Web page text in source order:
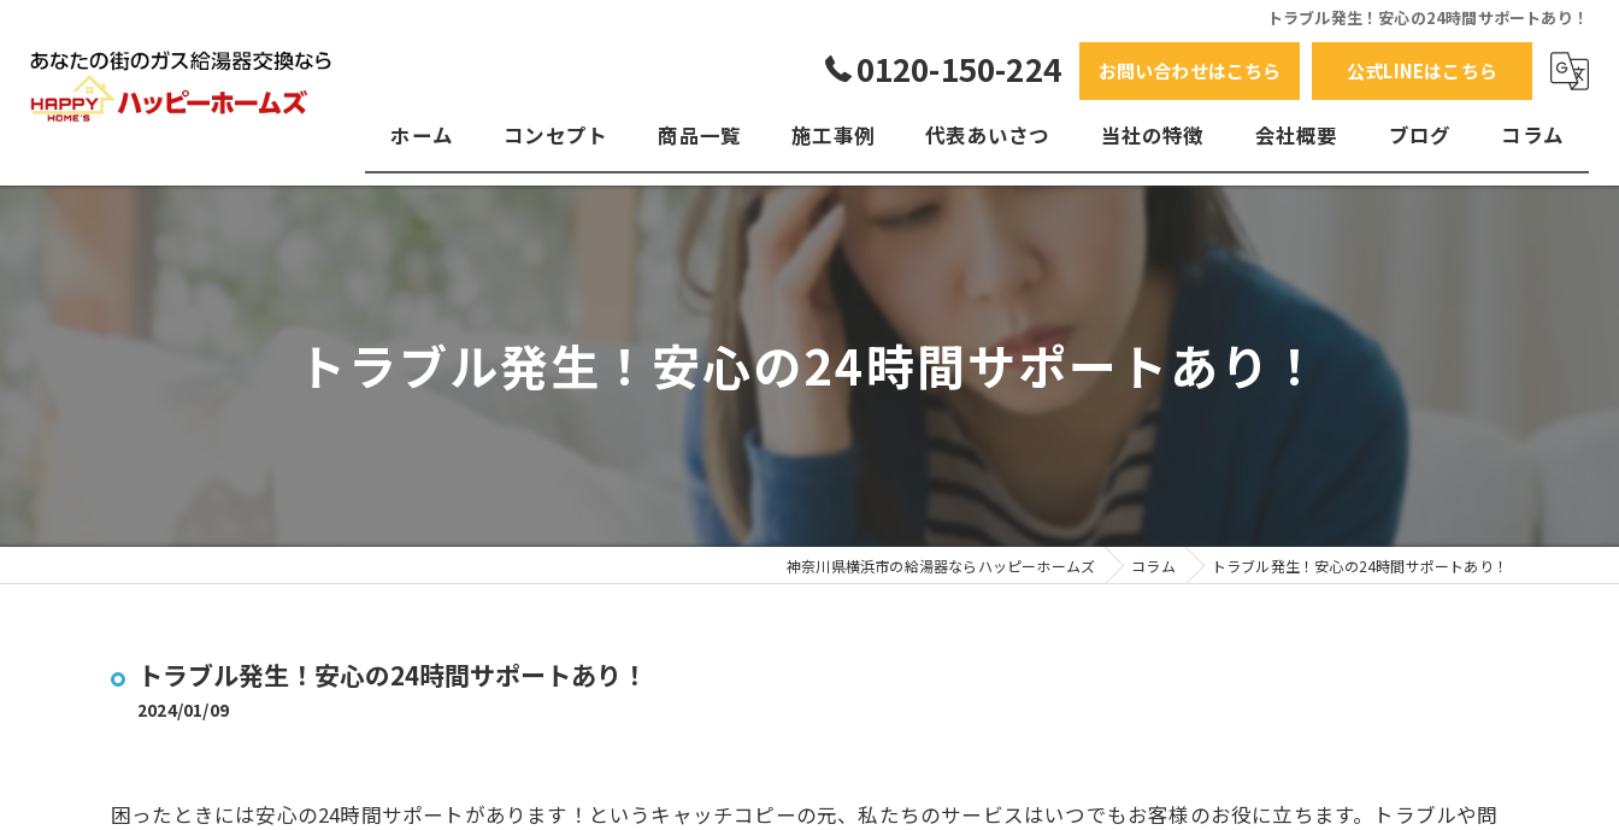
トラブル発生！安心の24時間サポートあり！
0120-150-224 お問い合わせはこちら 公式LINEはこちら
ホーム コンセプト 商品一覧
よくある質問
施工事例 代表あいさつ 当社の特徴 会社概要 ブログ コラム
トラブル発生！安心の24時間サポートあり！
神奈川県横浜市の給湯器ならハッピーホームズ コラム トラブル発生！安心の24時間サポートあり！
トラブル発生！安心の24時間サポートあり！
2024/01/09
困ったときには安心の24時間サポートがあります！というキャッチコピーの元、私たちのサービスはいつでもお客様のお役に立ちます。トラブルや問